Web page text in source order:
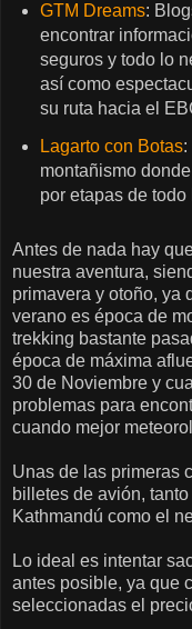
GTM Dreams:
encontrar
seguros y todo lo
así como
su ruta hacia el
Lagarto con Botas:
montañismo
por etapas de
Antes de nada hay
nuestra aventura,
primavera y otoño, ya
verano es época de
trekking bastante
época de máxima
30 de Noviembre y
problemas para
cuando mejor
Unas de las primeras
billetes de avión,
Kathmandú como el
Lo ideal es intentar
antes posible, ya que
seleccionadas el